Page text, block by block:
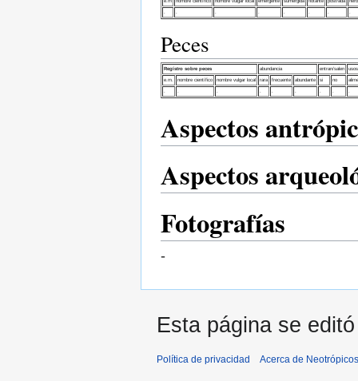
Peces
Regístro sobre peces abundancia entran/salen usos
e.m. nombre científico nombre vulgar local rara frecuente abundante si no
. . . . . . . . .
Aspectos
Aspectos
Fotografías
-
Esta página se
Política de privacidad Acerca de Neotrópicos